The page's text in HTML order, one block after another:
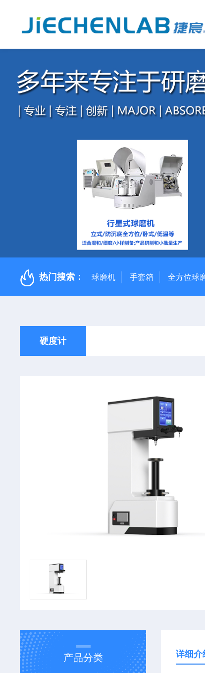
热门搜索： 球磨机 手套箱 全方位球
硬度计
产品分类 详细介